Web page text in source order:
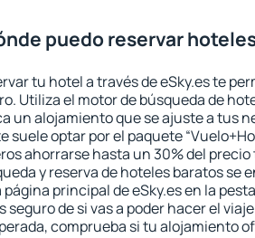
puedo reservar
tu hotel a través de eSky.es te
Utiliza el motor de búsqueda de
un alojamiento que se ajuste a tus
suele optar por el paquete
ahorrarse hasta un 30% del precio
y reserva de hoteles baratos se
página principal de eSky.es en la
seguro de si vas a poder hacer el
comprueba si tu alojamiento